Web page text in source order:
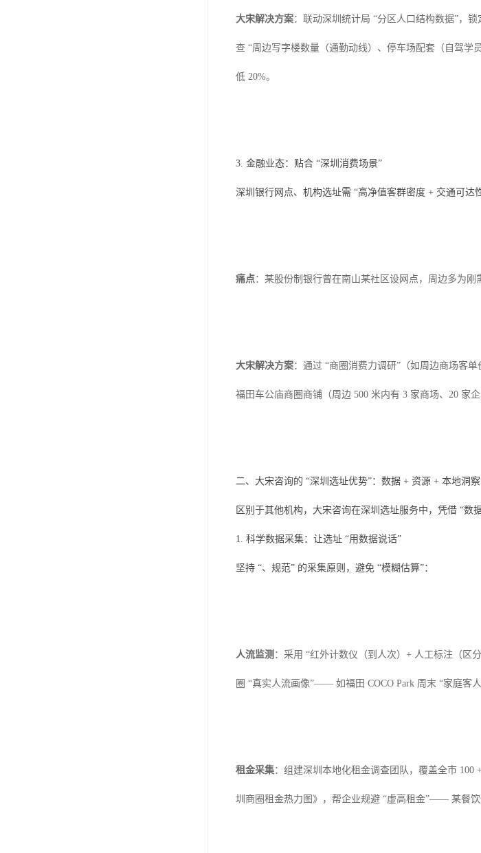
大宋解决方案：联动深圳统计局 “分区人口结构数据”，
查 “周边写字楼数量（通勤动线）、停车场配套（自驾学
低 20%。
3. 金融业态：贴合 “深圳消费场景”
深圳银行网点、机构选址需 “高净值客群密度 + 交通可达性
痛点：某股份制银行曾在南山某社区设网点，周边多为刚
大宋解决方案：通过 “商圈消费力调研”（如周边商场客
福田车公庙商圈商铺（周边 500 米内有 3 家商场、20 家
二、大宋咨询的 “深圳选址优势”：数据 + 资源 + 本地洞察
区别于其他机构，大宋咨询在深圳选址服务中，凭借 “数
1. 科学数据采集：让选址 “用数据说话”
坚持 “、规范” 的采集原则，避免 “模糊估算”：
人流监测 ：采用 “红外计数仪（到人次）+ 人工标注（区
圈 “真实人流画像”—— 如福田 COCO Park 周末 “家庭客
租金采集：组建深圳本地化租金调查团队，覆盖全市
圳商圈租金热力图》，帮企业规避 “虚高租金”—— 某餐